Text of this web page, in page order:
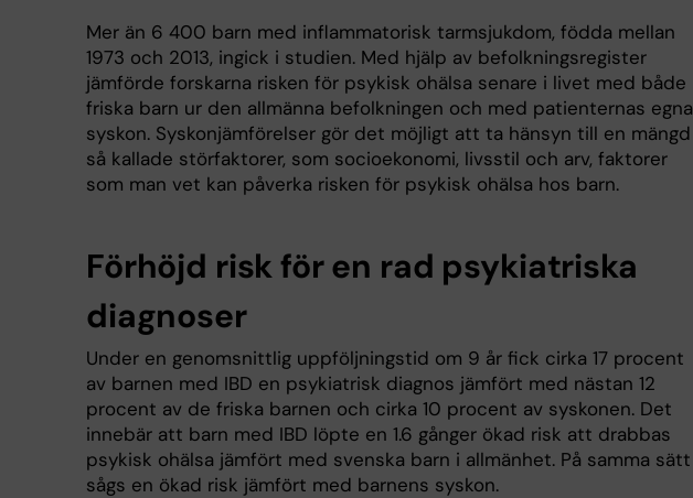
Mer än 6 400 barn med inflammatorisk tarmsjukdom, födda mellan
1973 och 2013, ingick i studien. Med hjälp av befolkningsregister
jämförde forskarna risken för psykisk ohälsa senare i livet med både
friska barn ur den allmänna befolkningen och med patienternas egna
syskon. Syskonjämförelser gör det möjligt att ta hänsyn till en mängd
så kallade störfaktorer, som socioekonomi, livsstil och arv, faktorer
som man vet kan påverka risken för psykisk ohälsa hos barn.
Förhöjd risk för en rad psykiatriska
diagnoser
Under en genomsnittlig uppföljningstid om 9 år fick cirka 17 procent
av barnen med IBD en psykiatrisk diagnos jämfört med nästan 12
procent av de friska barnen och cirka 10 procent av syskonen. Det
innebär att barn med IBD löpte en 1.6 gånger ökad risk att drabbas
psykisk ohälsa jämfört med svenska barn i allmänhet. På samma sätt
sågs en ökad risk jämfört med barnens syskon.